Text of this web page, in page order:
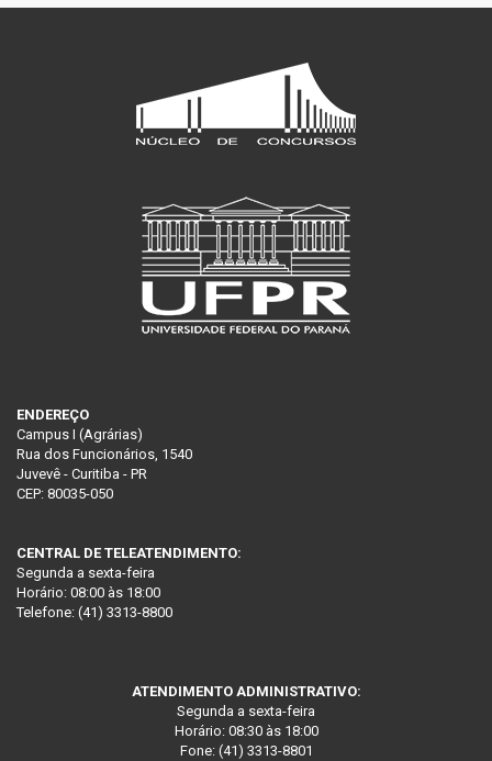
ENDEREÇO
Campus I (Agrárias)
Rua dos Funcionários, 1540
Juvevê - Curitiba - PR
CEP: 80035-050
CENTRAL DE TELEATENDIMENTO:
Segunda a sexta-feira
Horário: 08:00 às 18:00
Telefone: (41) 3313-8800
ATENDIMENTO ADMINISTRATIVO:
Segunda a sexta-feira
Horário: 08:30 às 18:00
Fone: (41) 3313-8801